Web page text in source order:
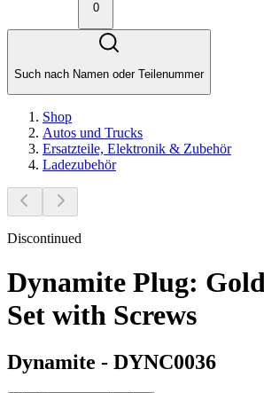
0
Such nach Namen oder Teilenummer
Shop
Autos und Trucks
Ersatzteile, Elektronik & Zubehör
Ladezubehör
Discontinued
Dynamite Plug:
Set with Screws
Dynamite - DYNC0036